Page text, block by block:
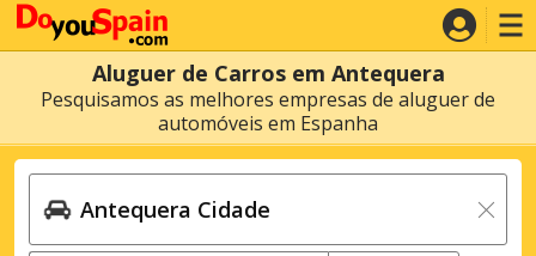
Aluguer de Carros em Antequera
Pesquisamos as melhores empresas de aluguer de
automóveis em Espanha